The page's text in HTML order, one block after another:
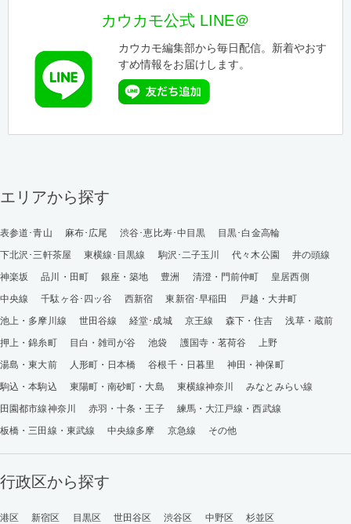
カウカモ公式 LINE＠
カウカモ編集部から毎日配信。新着やおす
すめ情報をお届けします。
エリアから探す
表参道･青山 麻布･広尾 渋谷･恵比寿･中目黒
目黒･白金高輪
下北沢･三軒茶屋
東横線･目黒線 駒沢･二子玉川 代々木公園
井の頭線
神楽坂
品川・田町 銀座・築地 豊洲 清澄・門前仲町
皇居西側
中央線
千駄ヶ谷･四ッ谷 西新宿 東新宿･早稲田
戸越・大井町
池上・多摩川線
世田谷線 経堂･成城 京王線 森下・住吉
浅草・蔵前
押上・錦糸町
目白・雑司が谷 池袋 護国寺・茗荷谷
上野
湯島・東大前
人形町・日本橋 谷根千・日暮里
神田・神保町
駒込・本駒込
東陽町・南砂町・大島 東横線神奈川
みなとみらい線
田園都市線神奈川
赤羽・十条・王子
練馬・大江戸線・西武線
板橋・三田線・東武線
中央線多摩 京急線 その他
行政区から探す
港区 新宿区 目黒区 世田谷区 渋谷区 中野区 杉並区